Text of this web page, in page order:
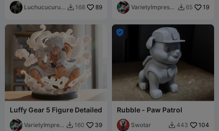
Luchucucuruc
 168 89
VarietyImpressi  65 19
Luffy Gear 5 Figure Detailed
VarietyImpres
 160 39

Rubble - Paw Patrol
Swotar  443 104